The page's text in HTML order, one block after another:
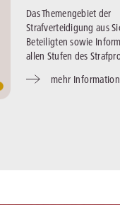
Das Themengebiet der
Strafverteidigung aus
Beteiligten sowie
allen Stufen des
mehr